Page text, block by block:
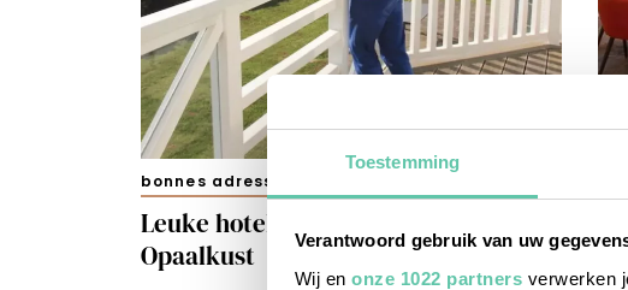
Toestemming
Verantwoord gebruik van uw
Wij en onze 1022 partners verwerken
bonnes adresses
Leuke hotels en B&B’s langs de
Opaalkust